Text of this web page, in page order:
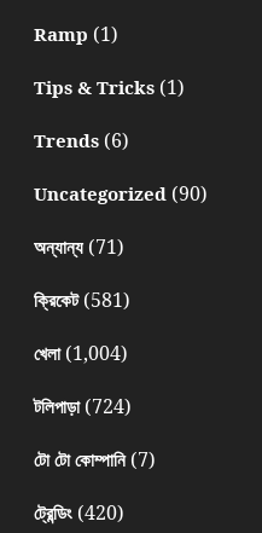
Ramp (1)
Tips & Tricks(1)
Trends(6)
Uncategorized(90)
অন্যান্য(71)
ক্রিকেট(581)
খেলা(1,004)
টলিপাড়া(724)
টো টো কোম্পানি(7)
ট্রেন্ডিং(420)